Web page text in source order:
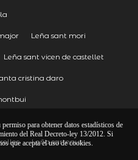
Leña sant mori
Leña sant vicen de castellet
cristina daro
Leña sarreaus
para obtener datos estadísticos de
del Real Decreto-ley 13/2012. Si
que acepta el uso de cookies.